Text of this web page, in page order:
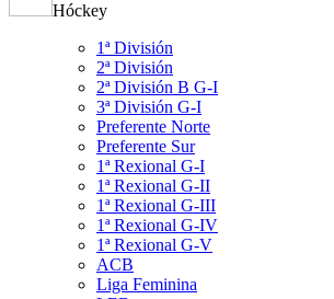
Hóckey
1ª División
2ª División
2ª División B G-I
3ª División G-I
Preferente Norte
Preferente Sur
1ª Rexional G-I
1ª Rexional G-II
1ª Rexional G-III
1ª Rexional G-IV
1ª Rexional G-V
ACB
Liga Feminina